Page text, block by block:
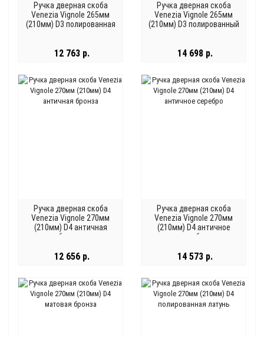
Ручка дверная скоба
Venezia Vignole 265мм
(210мм) D3 полированная
12 763 р.
Ручка дверная скоба
Venezia Vignole 265мм
(210мм) D3 полированный
14 698 р.
Ручка дверная скоба
Venezia Vignole 270мм
(210мм) D4 античная
бронза
12 656 р.
Ручка дверная скоба
Venezia Vignole 270мм
(210мм) D4 античное
серебро
14 573 р.